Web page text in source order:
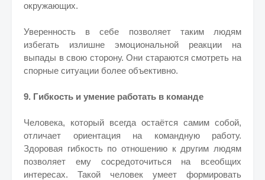
окружающих.
Уверенность в себе позволяет таким людям
избегать излишне эмоциональной реакции на
выпады в свою сторону. Они стараются смотреть на
спорные ситуации более объективно.
9. Гибкость и умение работать в команде
Человека, который всегда остаётся самим собой,
отличает ориентация на командную работу.
Здоровая гибкость по отношению к другим людям
позволяет ему сосредоточиться на всеобщих
интересах. Такой человек умеет формировать